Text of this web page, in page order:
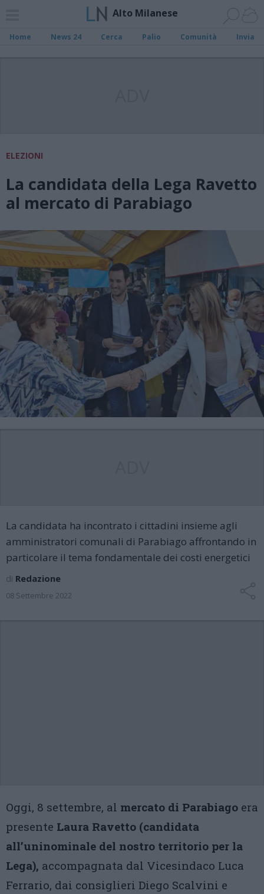
Alto Milanese
Home News 24 Cerca Palio Comunità Invia
ELEZIONI
La candidata della Lega Ravetto
al mercato di Parabiago
La candidata ha incontrato i cittadini insieme agli
amministratori comunali di Parabiago affrontando in
particolare il tema fondamentale dei costi energetici
di Redazione
08 Settembre 2022
Oggi, 8 settembre, al mercato di Parabiago era
presente Laura Ravetto (candidata
all’uninominale del nostro territorio per la
Lega), accompagnata dal Vicesindaco Luca
Ferrario, dai consiglieri Diego Scalvini e